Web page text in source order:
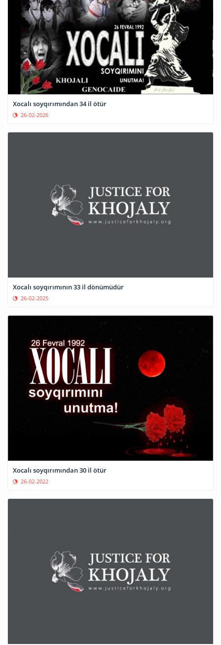
Xocalı soyqırımından 34 il ötür
26-02-2026
Xocalı soyqırımının 33 il dönümüdür
26-02-2025
Xocalı soyqırımından 30 il ötür
26-02-2022